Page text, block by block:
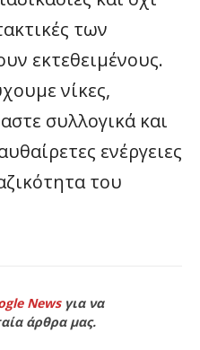
των
εκτεθειμένους.
νίκες,
συλλογικά και
ενέργειες
του
Newsγια να
άρθρα μας.